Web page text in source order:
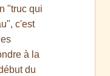
"truc qui
c'est
à la
du